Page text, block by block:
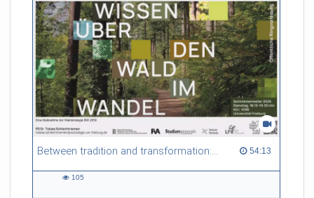
Between tradition and transformation: how owners, advisers and institutions co-create knowledge for resilient forests in Europe 54:13
54:13 duration
105